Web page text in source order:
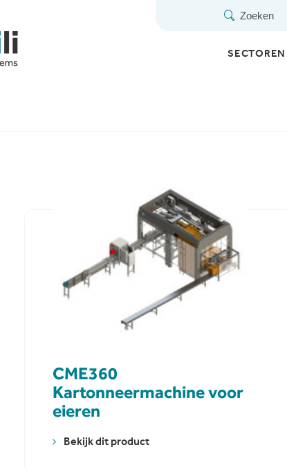
SECTOREN
CME360
Kartonneermachine voor
eieren
Bekijk dit product